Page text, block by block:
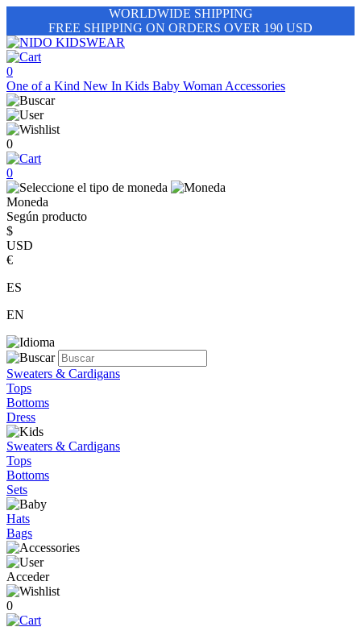
WORLDWIDE SHIPPING
FREE SHIPPING ON ORDERS OVER 190 USD
0
One of a Kind New In Kids Baby Woman Accessories
0
0
Moneda
Según producto
$
USD
€
ES
EN
Sweaters & Cardigans
Tops
Bottoms
Dress
Sweaters & Cardigans
Tops
Bottoms
Sets
Hats
Bags
Acceder
0